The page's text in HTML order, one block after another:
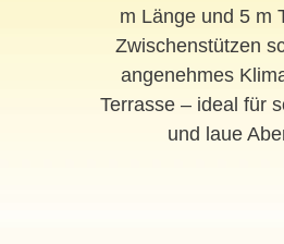
m Länge und 5 m
Zwischenstützen
angenehmes
Terrasse – ideal für
und laue